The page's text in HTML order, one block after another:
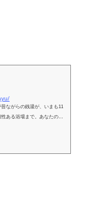
ながらの銭湯が、いまも11
ある浴場まで。あなたのお